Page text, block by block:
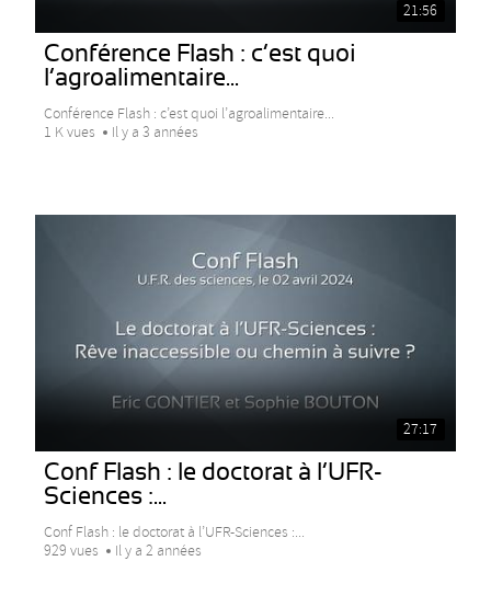
21:56
Conférence Flash : c’est quoi
l’agroalimentaire...
Conférence Flash : c’est quoi l’agroalimentaire...
1 K vues
Il y a 3 années
27:17
Conf Flash : le doctorat à l’UFR-
Sciences :...
Conf Flash : le doctorat à l’UFR-Sciences :...
929 vues
Il y a 2 années